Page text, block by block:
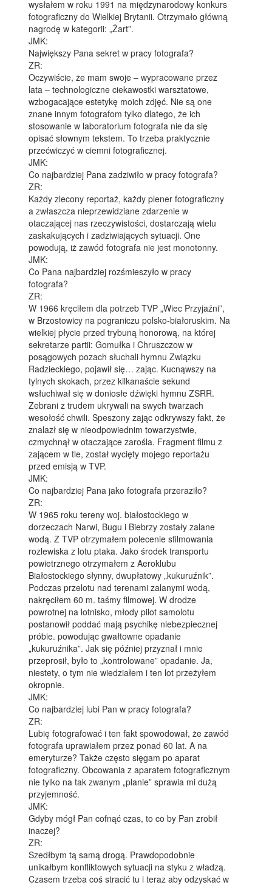
wysłałem w roku 1991 na międzynarodowy konkurs
fotograficzny do Wielkiej Brytanii. Otrzymało główną
nagrodę w kategorii: „Żart”.
JMK:
Największy Pana sekret w pracy fotografa?
ZR:
Oczywiście, że mam swoje – wypracowane przez
lata – technologiczne ciekawostki warsztatowe,
wzbogacające estetykę moich zdjęć. Nie są one
znane innym fotografom tylko dlatego, że ich
stosowanie w laboratorium fotografa nie da się
opisać słownym tekstem. To trzeba praktycznie
przećwiczyć w ciemni fotograficznej.
JMK:
Co najbardziej Pana zadziwiło w pracy fotografa?
ZR:
Każdy zlecony reportaż, każdy plener fotograficzny
a zwłaszcza nieprzewidziane zdarzenie w
otaczającej nas rzeczywistości, dostarczają wielu
zaskakujących i zadziwiających sytuacji. One
powodują, iż zawód fotografa nie jest monotonny.
JMK:
Co Pana najbardziej rozśmieszyło w pracy
fotografa?
ZR:
W 1966 kręciłem dla potrzeb TVP „Wiec Przyjaźni”,
w Brzostowicy na pograniczu polsko-białoruskim. Na
wielkiej płycie przed trybuną honorową, na której
sekretarze partii: Gomułka i Chruszczow w
posągowych pozach słuchali hymnu Związku
Radzieckiego, pojawił się… zając. Kucnąwszy na
tylnych skokach, przez kilkanaście sekund
wsłuchiwał się w doniosłe dźwięki hymnu ZSRR.
Zebrani z trudem ukrywali na swych twarzach
wesołość chwili. Speszony zając odkrywszy fakt, że
znalazł się w nieodpowiednim towarzystwie,
czmychnął w otaczające zarośla. Fragment filmu z
zającem w tle, został wycięty mojego reportażu
przed emisją w TVP.
JMK:
Co najbardziej Pana jako fotografa przeraziło?
ZR:
W 1965 roku tereny woj. białostockiego w
dorzeczach Narwi, Bugu i Biebrzy zostały zalane
wodą. Z TVP otrzymałem polecenie sfilmowania
rozlewiska z lotu ptaka. Jako środek transportu
powietrznego otrzymałem z Aeroklubu
Białostockiego słynny, dwupłatowy „kukuruźnik”.
Podczas przelotu nad terenami zalanymi wodą,
nakręciłem 60 m. taśmy filmowej. W drodze
powrotnej na lotnisko, młody pilot samolotu
postanowił poddać mają psychikę niebezpiecznej
próbie. powodując gwałtowne opadanie
„kukuruźnika”. Jak się później przyznał i mnie
przeprosił, było to „kontrolowane” opadanie. Ja,
niestety, o tym nie wiedziałem i ten lot przeżyłem
okropnie.
JMK:
Co najbardziej lubi Pan w pracy fotografa?
ZR:
Lubię fotografować i ten fakt spowodował, że zawód
fotografa uprawiałem przez ponad 60 lat. A na
emeryturze? Także często sięgam po aparat
fotograficzny. Obcowania z aparatem fotograficznym
nie tylko na tak zwanym „planie” sprawia mi dużą
przyjemność.
JMK:
Gdyby mógł Pan cofnąć czas, to co by Pan zrobił
inaczej?
ZR:
Szedłbym tą samą drogą. Prawdopodobnie
unikałbym konfliktowych sytuacji na styku z władzą.
Czasem trzeba coś stracić tu i teraz aby odzyskać w